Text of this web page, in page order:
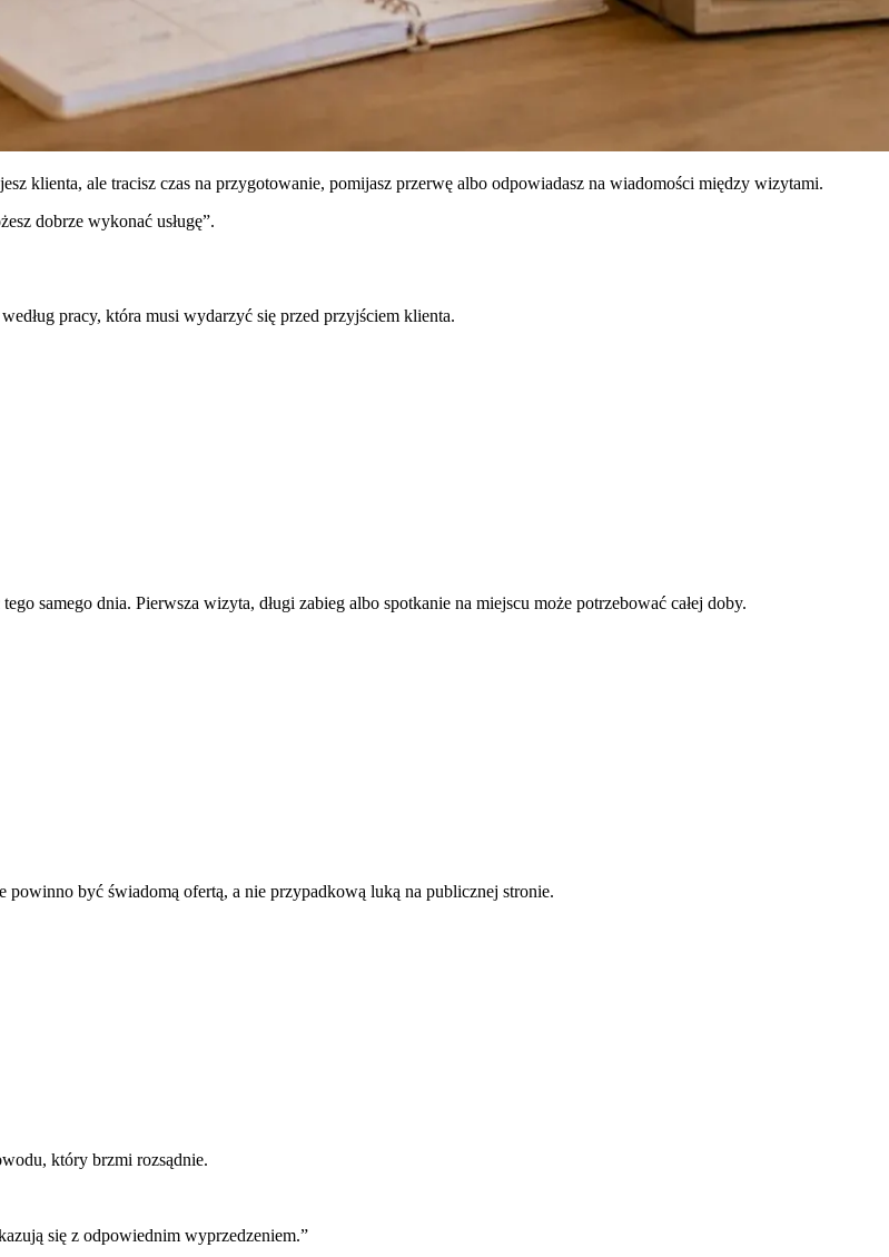
klienta, ale tracisz czas na przygotowanie, pomijasz przerwę albo odpowiadasz na wiadomości między wizytami.
dobrze wykonać usługę”.
pracy, która musi wydarzyć się przed przyjściem klienta.
samego dnia. Pierwsza wizyta, długi zabieg albo spotkanie na miejscu może potrzebować całej doby.
być świadomą ofertą, a nie przypadkową luką na publicznej stronie.
który brzmi rozsądnie.
się z odpowiednim wyprzedzeniem.”